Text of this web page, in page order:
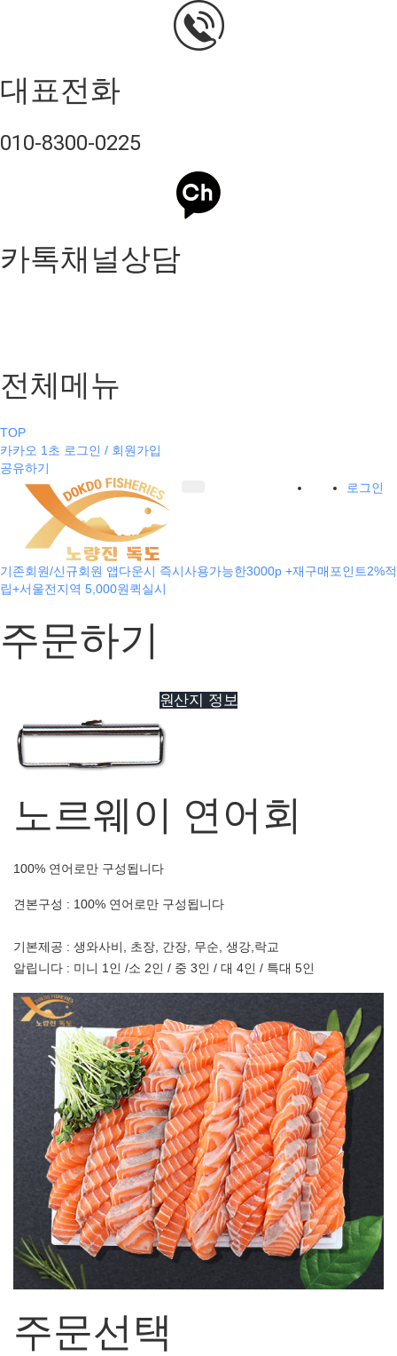
대표전화
010-8300-0225
카톡채널상담
전체메뉴
TOP
카카오 1초 로그인 / 회원가입
공유하기
로그인
기존회원/신규회원 앱다운시 즉시사용가능한3000p +재구매포인트2%적
립+서울전지역 5,000원퀵실시
주문하기
원산지 정보
노르웨이 연어회
100% 연어로만 구성됩니다
견본구성 : 100% 연어로만 구성됩니다
기본제공 : 생와사비, 초장, 간장, 무순, 생강,락교
알립니다 : 미니 1인 /소 2인 / 중 3인 / 대 4인 / 특대 5인
주문선택